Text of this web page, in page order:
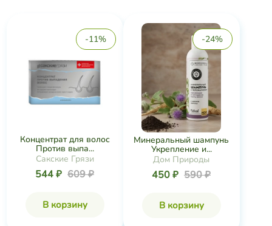
-11%
Концентрат для волос
Против выпа...
Сакские Грязи
544 ₽ 609 ₽
В корзину
-24%
Минеральный шампунь
Укрепление и...
Дом Природы
450 ₽ 590 ₽
В корзину